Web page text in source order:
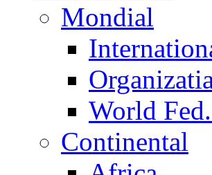
Mondial
World
Continental